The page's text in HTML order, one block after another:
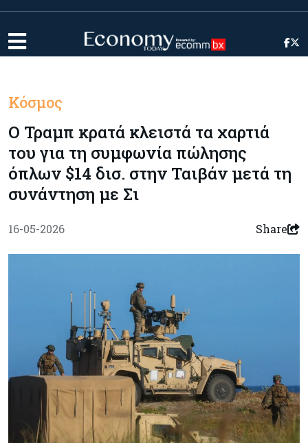
Κόσμος
Ο Τραμπ κρατά κλειστά τα χαρτιά
του για τη συμφωνία πώλησης
όπλων $14 δισ. στην Ταιβάν μετά τη
συνάντηση με Σι
16-05-2026 Share